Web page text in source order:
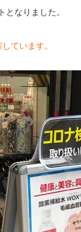
なりました。
ています。